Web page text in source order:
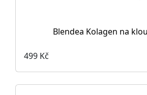
Blendea Kolagen na
499 Kč